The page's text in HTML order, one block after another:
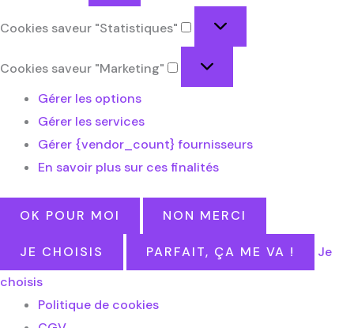
Cookies saveur "Statistiques"
Cookies saveur "Marketing"
Gérer les options
Gérer les services
Gérer {vendor_count} fournisseurs
En savoir plus sur ces finalités
OK POUR MOI NON MERCI
JE CHOISIS PARFAIT, ÇA ME VA !
Je
choisis
Politique de cookies